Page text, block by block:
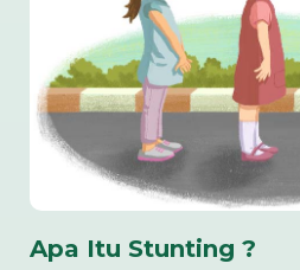
Apa Itu Stunting ?